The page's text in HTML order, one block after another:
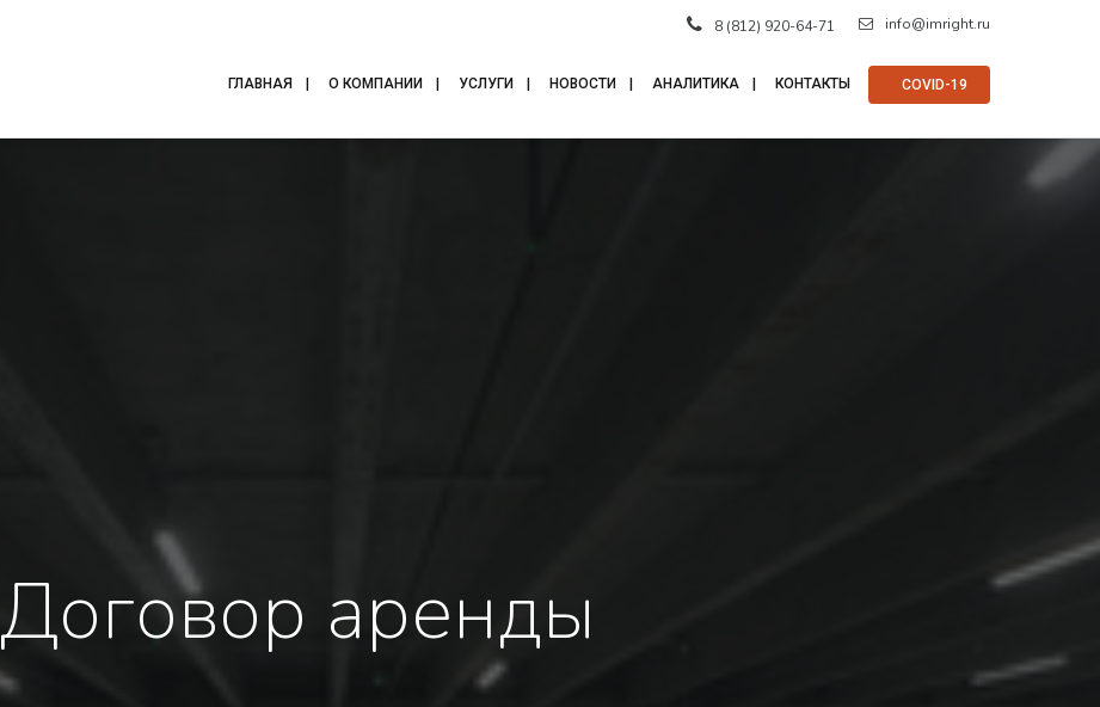
info@imright.ru
8 (812) 920-64-71
ГЛАВНАЯ О КОМПАНИИ УСЛУГИ НОВОСТИ АНАЛИТИКА КОНТАКТЫ ⠀COVID-19
Договор аренды